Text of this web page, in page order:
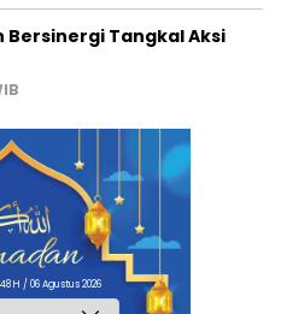
Bersinergi Tangkal Aksi
H / 06 Agustus 2026